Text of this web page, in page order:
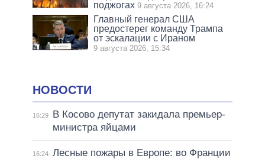
поджогах 9 августа 2026, 16:24
Главный генерал США
предостерег команду Трампа
от эскалации с Ираном
9 августа 2026, 15:34
НОВОСТИ
16:29
В Косово депутат закидала премьер-
министра яйцами
16:24 Лесные пожары в Европе: во Франции